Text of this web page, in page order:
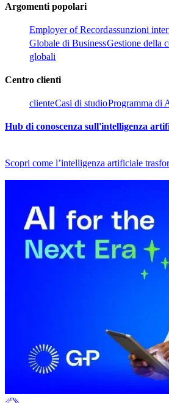
Argomenti popolari​​
Employer of Record​​assunzioni
Globale di Business​​Gestione della
globali​​
Centro clienti​​
cliente​​Casi di studio​​Programma di
Hub di conoscenza sull'intelligenza
Scopri come l’intelligenza artificiale